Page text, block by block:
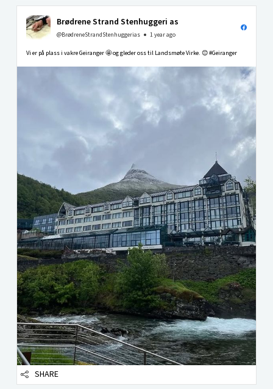
Brødrene Strand Stenhuggeri as
@BrødreneStrandStenhuggerias 1 year ago
Vi er på plass i vakre Geiranger 🤩 og gleder oss til Landsmøte Virke. 😊 #Geiranger
SHARE